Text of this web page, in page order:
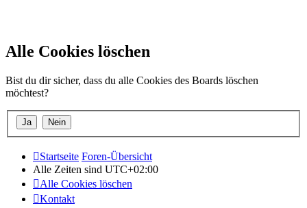
Alle Cookies löschen
Bist du dir sicher, dass du alle Cookies des Boards löschen
möchtest?
Startseite Foren-Übersicht
Alle Zeiten sind UTC+02:00
Alle Cookies löschen
Kontakt